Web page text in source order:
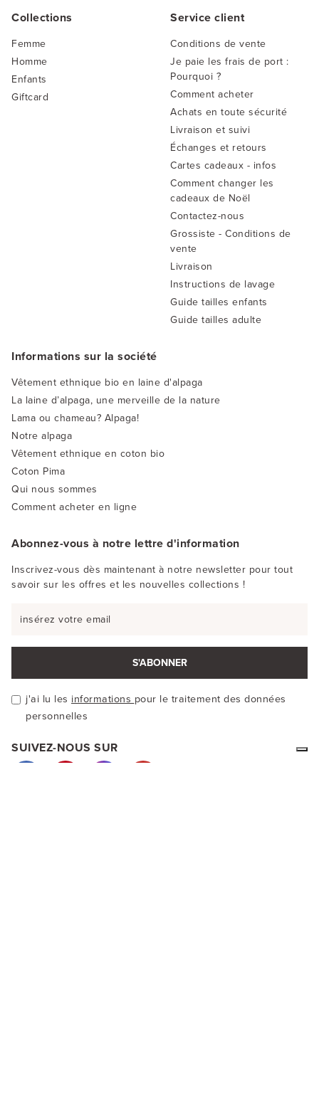
Collections
Femme
Homme
Enfants
Giftcard
Informations sur la société
Vêtement ethnique bio en laine d'alpaga
La laine d’alpaga, une merveille de la nature
Lama ou chameau? Alpaga!
Notre alpaga
Vêtement ethnique en coton bio
Coton Pima
Qui nous sommes
Comment acheter en ligne
Service client
Conditions de vente
Je paie les frais de port :
Pourquoi ?
Comment acheter
Achats en toute sécurité
Livraison et suivi
Échanges et retours
Cartes cadeaux - infos
Comment changer les
cadeaux de Noël
Contactez-nous
Grossiste - Conditions de
vente
Livraison
Instructions de lavage
Guide tailles enfants
Guide tailles adulte
Abonnez-vous à notre lettre d'information
Inscrivez-vous dès maintenant à notre newsletter pour tout
savoir sur les offres et les nouvelles collections !
S'ABONNER
j'ai lu les informations pour le traitement des données
personnelles
SUIVEZ-NOUS SUR